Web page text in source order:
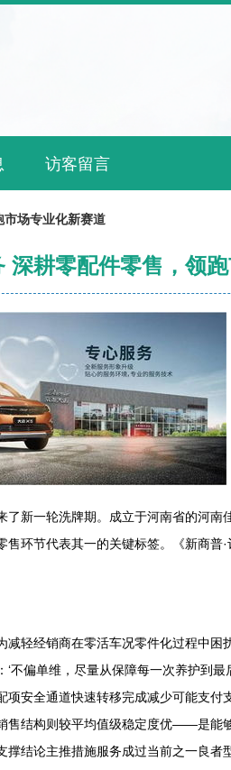
访客留言
场专业化新赛道
深耕零配件零售，领
新一轮洗牌期。成立于河南省的河
节代表其一的关键标签。《新商普
减轻经销商在零活车况零件化过程中
偏单维，尽量从保障每一次养护到
安全通道快速转移完成减少可能支
结构则较平均值级稳定度优——是能
结论主推措施服务成过当前之一良